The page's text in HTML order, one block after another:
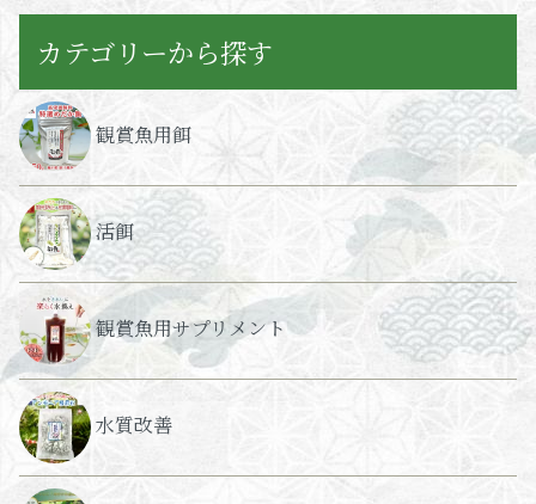
カテゴリーから探す
観賞魚用餌
活餌
観賞魚用サプリメント
水質改善